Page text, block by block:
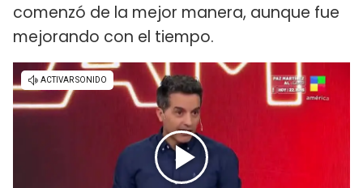
comenzó de la mejor manera, aunque fue
mejorando con el tiempo.